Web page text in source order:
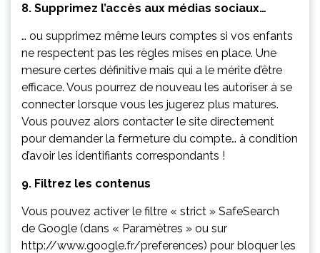
8. Supprimez l’accès aux médias sociaux…
… ou supprimez même leurs comptes si vos enfants
ne respectent pas les règles mises en place. Une
mesure certes définitive mais qui a le mérite d’être
efficace. Vous pourrez de nouveau les autoriser à se
connecter lorsque vous les jugerez plus matures.
Vous pouvez alors contacter le site directement
pour demander la fermeture du compte… à condition
d’avoir les identifiants correspondants !
9. Filtrez les contenus
Vous pouvez activer le filtre « strict » SafeSearch
de Google (dans « Paramètres » ou sur
http://www.google.fr/preferences) pour bloquer les